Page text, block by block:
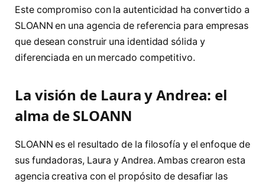
Este compromiso con la autenticidad ha convertido a
SLOANN en una agencia de referencia para empresas
que desean construir una identidad sólida y
diferenciada en un mercado competitivo.
La visión de Laura y Andrea: el
alma de SLOANN
SLOANN es el resultado de la filosofía y el enfoque de
sus fundadoras, Laura y Andrea. Ambas crearon esta
agencia creativa con el propósito de desafiar las